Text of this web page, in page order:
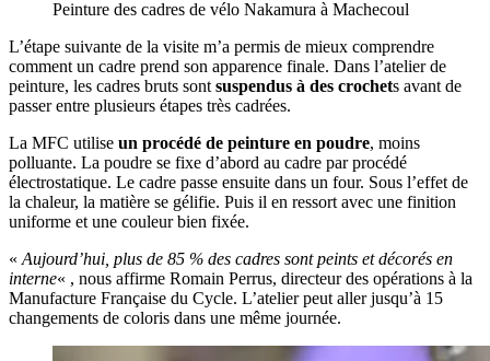
Peinture des cadres de vélo Nakamura à Machecoul
L’étape suivante de la visite m’a permis de mieux comprendre
comment un cadre prend son apparence finale. Dans l’atelier de
peinture, les cadres bruts sont suspendus à des crochets avant de
passer entre plusieurs étapes très cadrées.
La MFC utilise un procédé de peinture en poudre, moins
polluante. La poudre se fixe d’abord au cadre par procédé
électrostatique. Le cadre passe ensuite dans un four. Sous l’effet de
la chaleur, la matière se gélifie. Puis il en ressort avec une finition
uniforme et une couleur bien fixée.
« Aujourd’hui, plus de 85 % des cadres sont peints et décorés en
interne« , nous affirme Romain Perrus, directeur des opérations à la
Manufacture Française du Cycle. L’atelier peut aller jusqu’à 15
changements de coloris dans une même journée.